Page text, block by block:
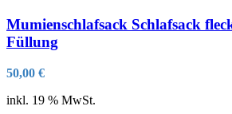
Mumienschlafsack Schlafsack
Füllung
50,00 €
inkl. 19 % MwSt.